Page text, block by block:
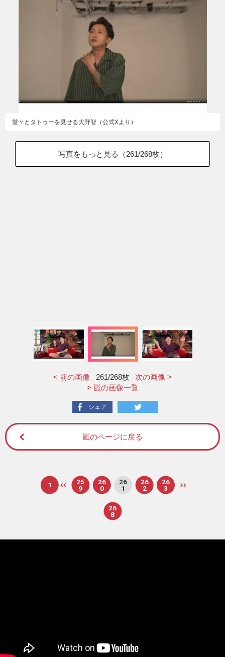
堂々とタトゥーを見せる大野智（公式Xより）
写真をもっと見る（261/268枚）
< 前の画像 261/268枚
次の画像 >
> 嵐の画像一覧
シェア
嵐のページに戻る
1
25
9
26
0
26
1
26
2
26
3
26
8